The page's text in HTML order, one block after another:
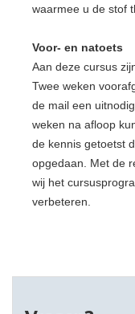
waarmee u de stof
Voor- en natoets
Aan deze cursus
Twee weken
de mail een
weken na afloop
de kennis getoetst
opgedaan. Met de
wij het
verbeteren.